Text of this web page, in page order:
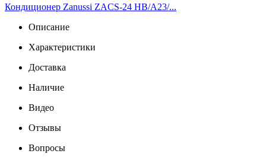
Кондиционер Zanussi ZACS-24 HB/A23/...
Описание
Характеристики
Доставка
Наличие
Видео
Отзывы
Вопросы